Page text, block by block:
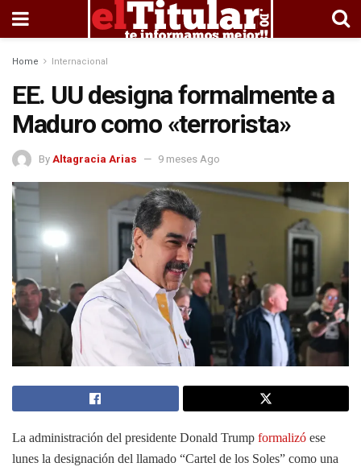
Home Internacional
EE. UU designa formalmente a
Maduro como «terrorista»
By Altagracia Arias 9 meses Ago
La administración del presidente Donald Trump formalizó ese
lunes la designación del llamado “Cartel de los Soles” como una